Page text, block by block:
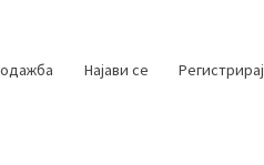
Најави се